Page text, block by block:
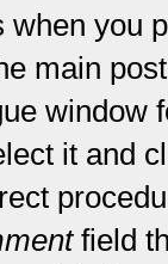
when you
main
window
it and
field